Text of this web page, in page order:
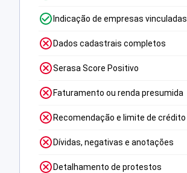
Indicação de empresas vinculadas
Dados cadastrais completos
Serasa Score Positivo
Faturamento ou renda presumida
Recomendação e limite de crédito
Dívidas, negativas e anotações
Detalhamento de protestos